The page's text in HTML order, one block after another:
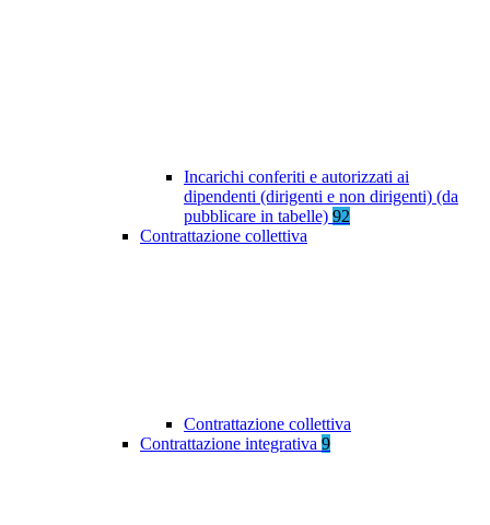
Incarichi conferiti e autorizzati ai
dipendenti (dirigenti e non dirigenti) (da
pubblicare in tabelle) 92
Contrattazione collettiva
Contrattazione collettiva
Contrattazione integrativa 9